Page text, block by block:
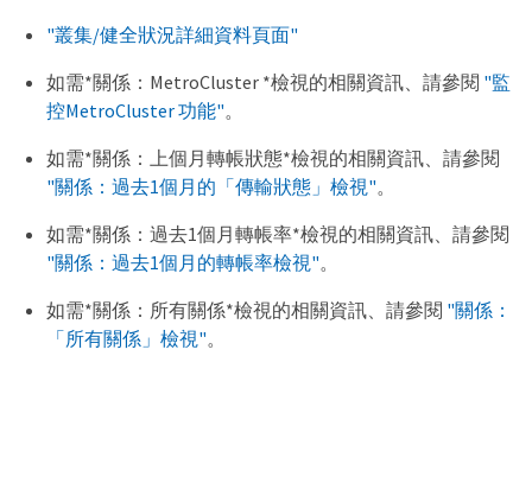
"叢集/健全狀況詳細資料頁面"
如需*關係：MetroCluster *檢視的相關資訊、請參閱 "監
控MetroCluster 功能"。
如需*關係：上個月轉帳狀態*檢視的相關資訊、請參閱
"關係：過去1個月的「傳輸狀態」檢視"。
如需*關係：過去1個月轉帳率*檢視的相關資訊、請參閱
"關係：過去1個月的轉帳率檢視"。
如需*關係：所有關係*檢視的相關資訊、請參閱 "關係：
「所有關係」檢視"。